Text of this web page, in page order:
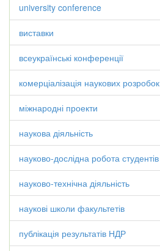
university conference
виставки
всеукраїнські конференції
комерціалізація наукових розробок
міжнародні проекти
наукова діяльність
науково-дослідна робота студентів
науково-технічна діяльність
наукові школи факультетів
публікація результатів НДР